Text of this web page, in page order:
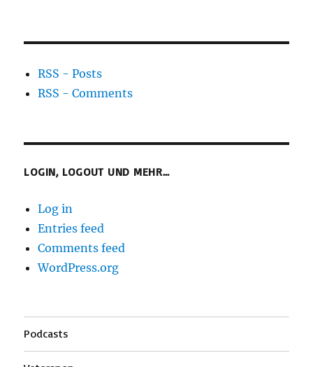
RSS - Posts
RSS - Comments
LOGIN, LOGOUT UND MEHR…
Log in
Entries feed
Comments feed
WordPress.org
Podcasts